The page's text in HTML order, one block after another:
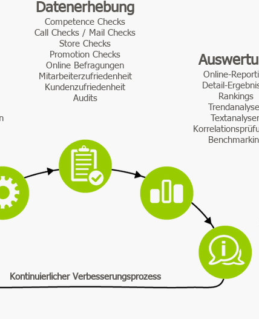
Datenerhebung
Competence Checks
Call Checks / Mail Checks
Store Checks
Promotion Checks
Online Befragungen
Mitarbeiterzufriedenheit
Kundenzufriedenheit
Audits
Online-
Detail-
Rankings
Kontinuierlicher Verbesserungsprozess